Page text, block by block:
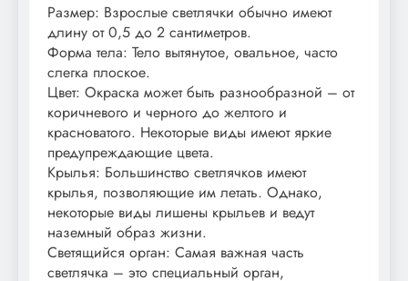
Размер: Взрослые светлячки обычно имеют
длину от 0,5 до 2 сантиметров.
Форма тела: Тело вытянутое, овальное, часто
слегка плоское.
Цвет: Окраска может быть разнообразной – от
коричневого и черного до желтого и
красноватого. Некоторые виды имеют яркие
предупреждающие цвета.
Крылья: Большинство светлячков имеют
крылья, позволяющие им летать. Однако,
некоторые виды лишены крыльев и ведут
наземный образ жизни.
Светящийся орган: Самая важная часть
светлячка – это специальный орган,